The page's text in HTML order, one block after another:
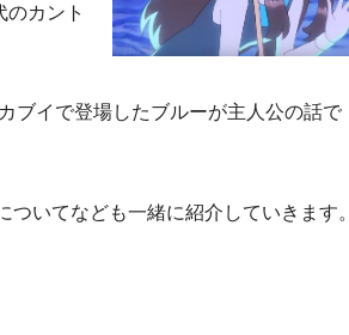
カント
ブイで登場したブルーが主人公の話で
いてなども一緒に紹介していきます。